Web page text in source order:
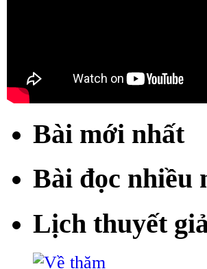
Bài mới nhất
Bài đọc nhiều
Lịch thuyết